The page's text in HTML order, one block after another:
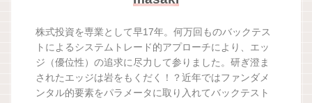
株式投資を専業として早17年。何万回ものバックテス
トによるシステムトレード的アプローチにより、エッ
ジ（優位性）の追求に尽力して参りました。研ぎ澄ま
されたエッジは岩をもくだく！？近年ではファンダメ
ンタル的要素をパラメータに取り入れてバックテスト